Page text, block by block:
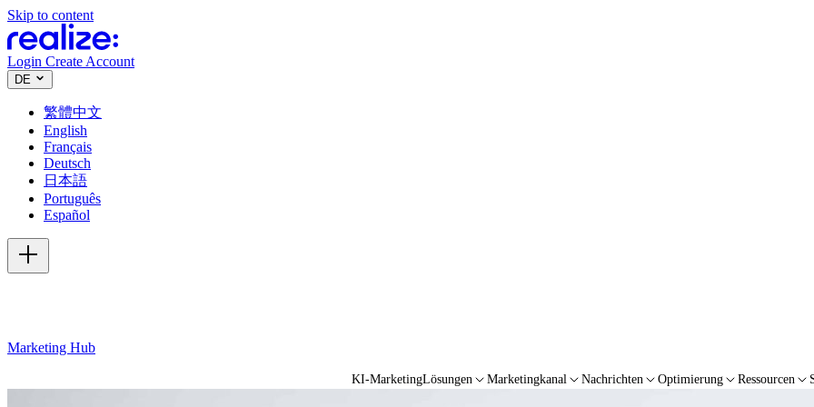
Skip to content
Login Create Account
DE
繁體中文
English
Français
Deutsch
日本語
Português
Español
Marketing Hub
KI-MarketingLösungen Marketingkanal Nachrichten Optimierung Ressourcen